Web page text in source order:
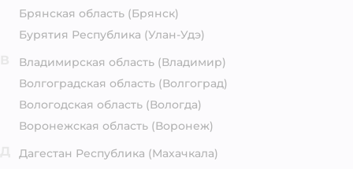
Брянская область (Брянск)
Бурятия Республика (Улан-Удэ)
Владимирская область (Владимир)
Волгоградская область (Волгоград)
Вологодская область (Вологда)
Воронежская область (Воронеж)
Дагестан Республика (Махачкала)